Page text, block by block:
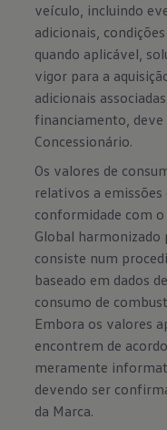
veículo, incluindo
adicionais,
quando aplicável,
vigor para a
adicionais
financiamento,
Concessionário.
Os valores de
relativos a emissões
conformidade com o
Global harmonizado
consiste num
baseado em dados
consumo de
Embora os valores
encontrem de
meramente
devendo ser
da Marca.